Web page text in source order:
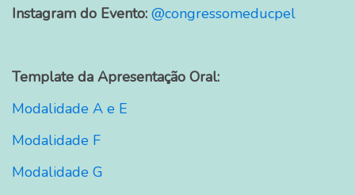
Instagram do Evento: @congressomeducpel
Template da Apresentação Oral:
Modalidade A e E
Modalidade F
Modalidade G